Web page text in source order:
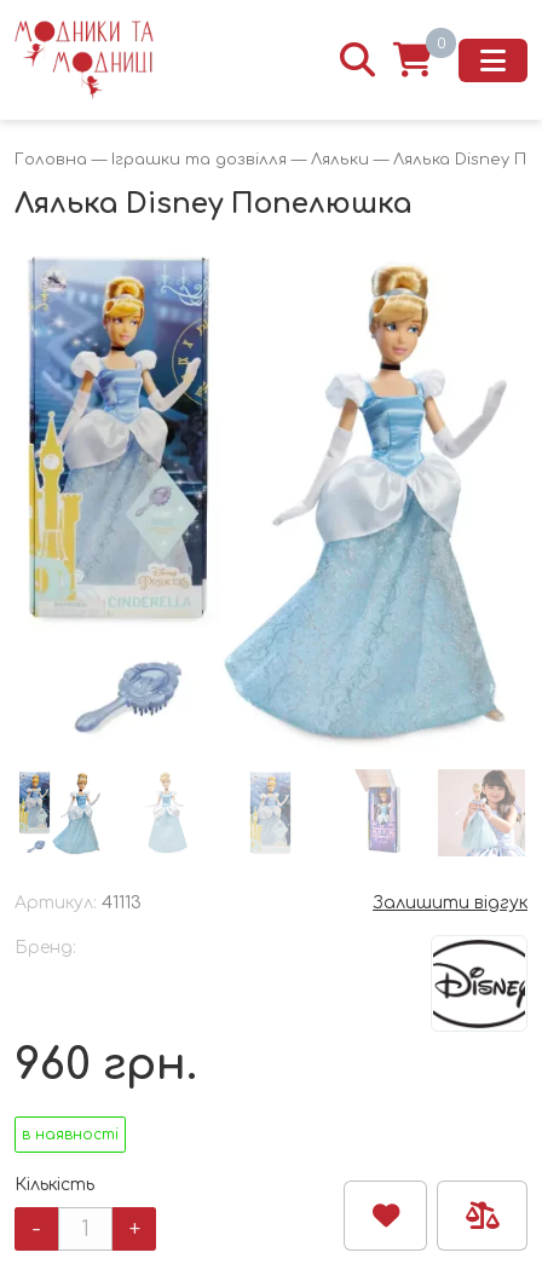
0
Головна — Іграшки та дозвілля — Ляльки — Лялька Disney
Лялька Disney Попелюшка
Артикул: 41113 Залишити відгук
Бренд:
960 грн.
в наявності
Кількість
-
Лялька
+